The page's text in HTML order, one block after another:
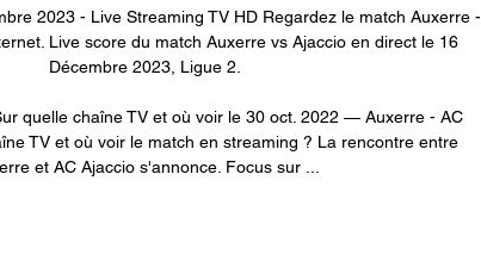
2023 - Live Streaming TV HD Regardez le match Auxerre -
Live score du match Auxerre vs Ajaccio en direct le 16
Décembre 2023, Ligue 2.
quelle chaîne TV et où voir le 30 oct. 2022 — Auxerre - AC
TV et où voir le match en streaming ? La rencontre entre
et AC Ajaccio s'annonce. Focus sur ...